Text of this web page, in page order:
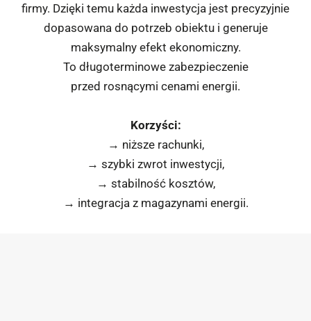
firmy. Dzięki temu każda inwestycja jest precyzyjnie
dopasowana do potrzeb obiektu i generuje
maksymalny efekt ekonomiczny.
To długoterminowe zabezpieczenie
przed rosnącymi cenami energii.
Korzyści:
→ niższe rachunki,
→ szybki zwrot inwestycji,
→ stabilność kosztów,
→ integracja z magazynami energii.